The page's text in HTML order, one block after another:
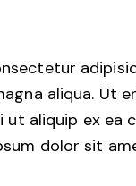
aliqua. Ut
aliquip ex ea
dolor sit